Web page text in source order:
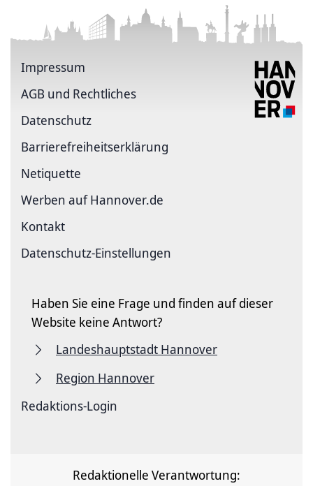
Impressum
AGB und Rechtliches
Datenschutz
Barriere­freiheits­erklärung
Netiquette
Werben auf Hannover.de
Kontakt
Datenschutz-Einstellungen
Haben Sie eine Frage und finden auf dieser
Website keine Antwort?
Landeshauptstadt Hannover
Region Hannover
Redaktions-Login
Redaktionelle Verantwortung: